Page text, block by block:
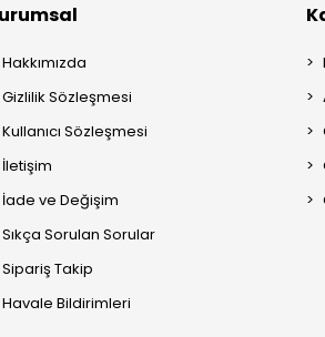
Hakkımızda
Gizlilik Sözleşmesi
Kullanıcı Sözleşmesi
İletişim
İade ve Değişim
Sıkça Sorulan Sorular
Sipariş Takip
Havale Bildirimleri